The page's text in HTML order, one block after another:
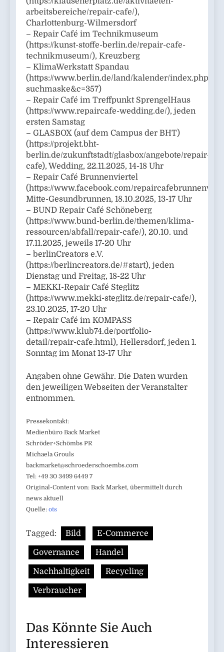
arbeitsbereiche/repair-cafe/),
Charlottenburg-Wilmersdorf
– Repair Café im Technikmuseum
(https://kunst-stoffe-berlin.de/repair-cafe-
technikmuseum/), Kreuzberg
– KlimaWerkstatt Spandau
(https://www.berlin.de/land/kalender/index.php?
suchmaske&c=357)
– Repair Café im Treffpunkt SprengelHaus
(https://www.repaircafe-wedding.de/), jeden
ersten Samstag
– GLASBOX (auf dem Campus der BHT)
(https://projekt.bht-
berlin.de/zukunftstadt/glasbox/angebote/repair-
cafe), Wedding, 22.11.2025, 14-18 Uhr
– Repair Café Brunnenviertel
(https://www.facebook.com/
Mitte-Gesundbrunnen, 18.10.2025, 13-17 Uhr
– BUND Repair Café Schöneberg
(https://www.bund-berlin.de/themen/klima-
ressourcen/abfall/repair-cafe/), 20.10. und
17.11.2025, jeweils 17-20 Uhr
– berlinCreators e.V.
(https://berlincreators.de/#start), jeden
Dienstag und Freitag, 18-22 Uhr
– MEKKI-Repair Café Steglitz
(https://www.mekki-steglitz.de/repair-cafe/),
23.10.2025, 17-20 Uhr
– Repair Café im KOMPASS
(https://www.klub74.de/portfolio-
detail/repair-cafe.html), Hellersdorf, jeden 1.
Sonntag im Monat 13-17 Uhr
Angaben ohne Gewähr. Die Daten wurden
den jeweiligen Webseiten der Veranstalter
entnommen.
Pressekontakt:
Medienbüro Back Market
Schröder+Schömbs PR
Michaela Grouls
backmarket@schroederschoembs.com
Tel: +49 30 3499 6449 7
Original-Content von: Back Market, übermittelt durch
news aktuell
Quelle: ots
Tagged: Bild E-Commerce
Governance Handel
Nachhaltigkeit Recycling
Verbraucher
Das Könnte Sie Auch
Interessieren